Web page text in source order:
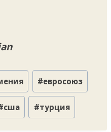
#евросоюз
сша #турция